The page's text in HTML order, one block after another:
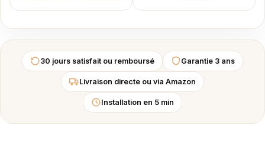
30 jours satisfait ou remboursé Garantie 3 ans
Livraison directe ou via Amazon
Installation en 5 min